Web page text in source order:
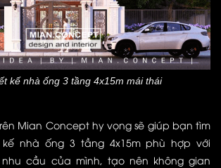
kế nhà ống 3 tầng 4x15m mái thái
Mian Concept hy vọng sẽ giúp bạn tìm
nhà ống 3 tầng 4x15m phù hợp với
cầu của mình, tạo nên không gian